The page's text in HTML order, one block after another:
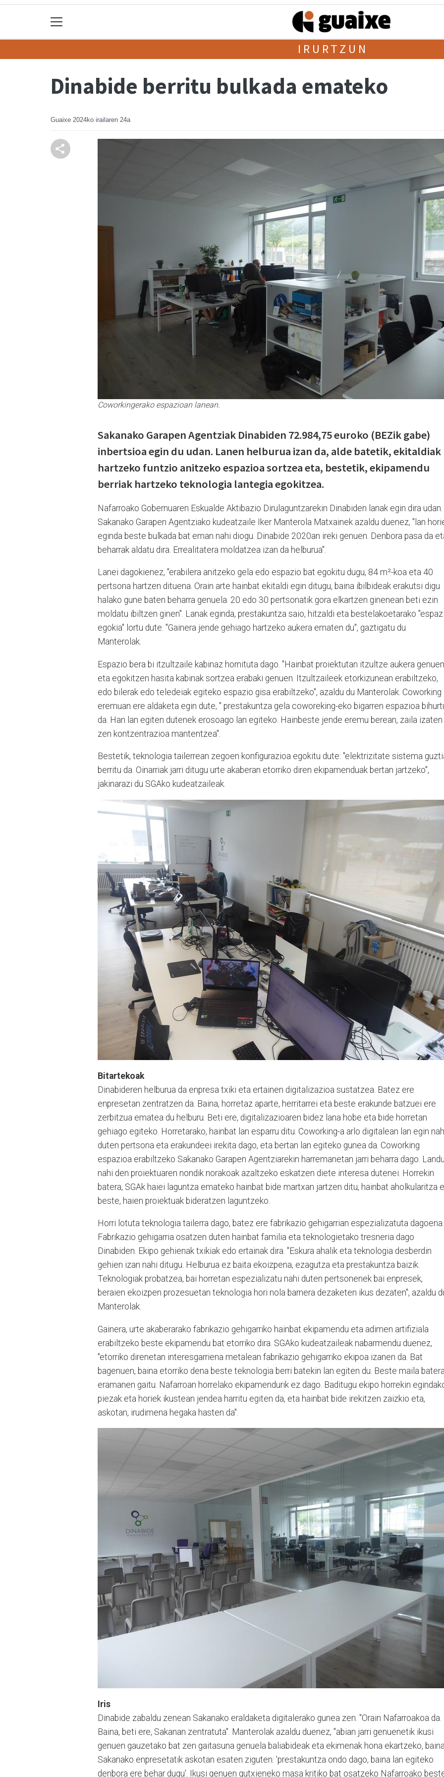
IRURTZUN
Dinabide berritu bulkada emateko
Guaixe 2024ko irailaren 24a
Coworkingerako espazioan lanean.
Sakanako Garapen Agentziak Dinabiden 72.984,75 euroko (BEZik gabe)
inbertsioa egin du udan. Lanen helburua izan da, alde batetik, ekitaldiak
hartzeko funtzio anitzeko espazioa sortzea eta, bestetik, ekipamendu
berriak hartzeko teknologia lantegia egokitzea.
Nafarroako Gobernuaren Eskualde Aktibazio Dirulaguntzarekin Dinabiden lanak egin dira udan.
Sakanako Garapen Agentziako kudeatzaile Iker Manterola Matxainek azaldu duenez, "lan
eginda beste bulkada bat eman nahi diogu. Dinabide 2020an ireki genuen. Denbora pasa da
beharrak aldatu dira. Errealitatera moldatzea izan da helburua".
Lanei dagokienez, "erabilera anitzeko gela edo espazio bat egokitu dugu, 84 m²-koa eta 40
pertsona hartzen dituena. Orain arte hainbat ekitaldi egin ditugu, baina ibilbideak erakutsi digu
halako gune baten beharra genuela. 20 edo 30 pertsonatik gora elkartzen ginenean beti ezin
moldatu ibiltzen ginen". Lanak eginda, prestakuntza saio, hitzaldi eta bestelakoetarako
egokia" lortu dute. "Gainera jende gehiago hartzeko aukera ematen du", gaztigatu du
Manterolak.
Espazio bera bi itzultzaile kabinaz hornituta dago. "Hainbat proiektutan itzultze aukera
eta egokitzen hasita kabinak sortzea erabaki genuen. Itzultzaileek etorkizunean erabiltzeko,
edo bilerak edo teledeiak egiteko espazio gisa erabiltzeko", azaldu du Manterolak. Coworking
eremuan ere aldaketa egin dute, " prestakuntza gela coworeking-eko bigarren espazioa
da. Han lan egiten dutenek erosoago lan egiteko. Hainbeste jende eremu berean, zaila izaten
zen kontzentrazioa mantentzea".
Bestetik, teknologia tailerrean zegoen konfigurazioa egokitu dute: "elektrizitate sistema
berritu da. Oinarriak jarri ditugu urte akaberan etorriko diren ekipamenduak bertan jartzeko",
jakinarazi du SGAko kudeatzaileak.
Bitartekoak
Dinabideren helburua da enpresa txiki eta ertainen digitalizazioa sustatzea. Batez ere
enpresetan zentratzen da. Baina, horretaz aparte, herritarrei eta beste erakunde batzuei ere
zerbitzua ematea du helburu. Beti ere, digitalizazioaren bidez lana hobe eta bide horretan
gehiago egiteko. Horretarako, hainbat lan esparru ditu. Coworking-a arlo digitalean lan egin
duten pertsona eta erakundeei irekita dago, eta bertan lan egiteko gunea da. Coworking
espazioa erabiltzeko Sakanako Garapen Agentziarekin harremanetan jarri beharra dago.
nahi den proiektuaren nondik norakoak azaltzeko eskatzen diete interesa dutenei. Horrekin
batera, SGAk haiei laguntza emateko hainbat bide martxan jartzen ditu, hainbat aholkularitza
beste, haien proiektuak bideratzen laguntzeko.
Horri lotuta teknologia tailerra dago, batez ere fabrikazio gehigarrian espezializatuta dagoena.
Fabrikazio gehigarria osatzen duten hainbat familia eta teknologietako tresneria dago
Dinabiden. Ekipo gehienak txikiak edo ertainak dira. "Eskura ahalik eta teknologia desberdin
gehien izan nahi ditugu. Helburua ez baita ekoizpena, ezagutza eta prestakuntza baizik.
Teknologiak probatzea, bai horretan espezializatu nahi duten pertsonenek bai enpresek,
beraien ekoizpen prozesuetan teknologia hori nola barnera dezaketen ikus dezaten", azaldu
Manterolak.
Gainera, urte akaberarako fabrikazio gehigarriko hainbat ekipamendu eta adimen artifiziala
erabiltzeko beste ekipamendu bat etorriko dira. SGAko kudeatzaileak nabarmendu duenez,
"etorriko direnetan interesgarriena metalean fabrikazio gehigarriko ekipoa izanen da. Bat
bagenuen, baina etorriko dena beste teknologia berri batekin lan egiten du. Beste maila
eramanen gaitu. Nafarroan horrelako ekipamendurik ez dago. Baditugu ekipo horrekin
piezak eta horiek ikustean jendea harritu egiten da, eta hainbat bide irekitzen zaizkio eta,
askotan, irudimena hegaka hasten da".
Iris
Dinabide zabaldu zenean Sakanako eraldaketa digitalerako gunea zen. "Orain Nafarroakoa da.
Baina, beti ere, Sakanan zentratuta". Manterolak azaldu duenez, "abian jarri genuenetik ikusi
genuen gauzetako bat zen gaitasuna genuela baliabideak eta ekimenak hona ekartzeko,
Sakanako enpresetatik askotan esaten ziguten: 'prestakuntza ondo dago, baina lan egiteko
denbora ere behar dugu'. Ikusi genuen gutxieneko masa kritiko bat osatzeko Nafarroako